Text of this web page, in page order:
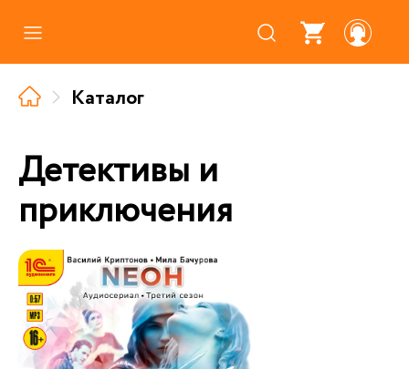
Где купить
Про аудиокниги
О нас
Партнерам
Каталог
Детективы и
приключения